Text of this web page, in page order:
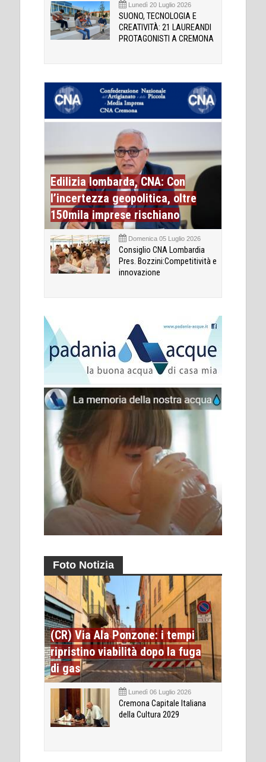
Lunedì 20 Luglio 2026
SUONO, TECNOLOGIA E
CREATIVITÀ: 21 LAUREANDI
PROTAGONISTI A CREMONA
Edilizia lombarda, CNA: Con
l’incertezza geopolitica, oltre
150mila imprese rischiano
Domenica 05 Luglio 2026
Consiglio CNA Lombardia
Pres. Bozzini:Competitività e
innovazione
Foto Notizia
(CR) Via Ala Ponzone: i tempi
ripristino viabilità dopo la fuga
di gas
Lunedì 06 Luglio 2026
Cremona Capitale Italiana
della Cultura 2029